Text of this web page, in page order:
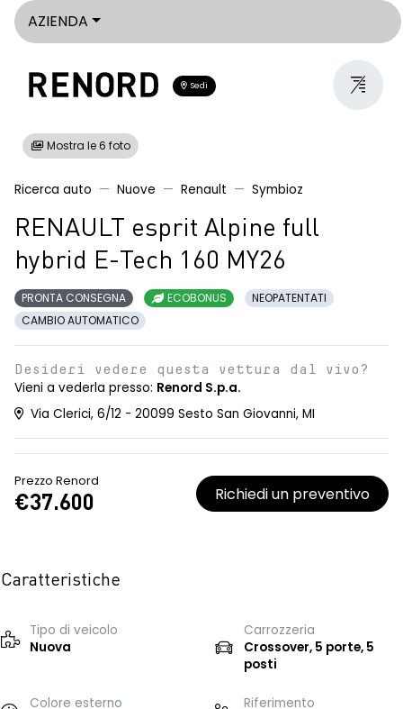
AZIENDA
Sedi
Mostra le 6 foto
Ricerca auto Nuove Renault Symbioz
RENAULT esprit Alpine full
hybrid E-Tech 160 MY26
PRONTA CONSEGNA ECOBONUS
NEOPATENTATI
CAMBIO AUTOMATICO
Desideri vedere questa vettura dal vivo?
Vieni a vederla presso: Renord S.p.a.
Via Clerici, 6/12 - 20099 Sesto San Giovanni, MI
Prezzo Renord
€37.600 Richiedi un preventivo
Caratteristiche
Tipo di veicolo
Nuova
Carrozzeria
Crossover, 5 porte, 5
posti
Colore esterno
Riferimento